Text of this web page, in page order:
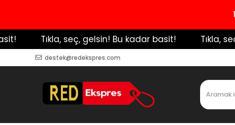
️ Tıkla, seç, gelsin! Bu kadar basit! Tıkla, seç,
destek@redekspres.com